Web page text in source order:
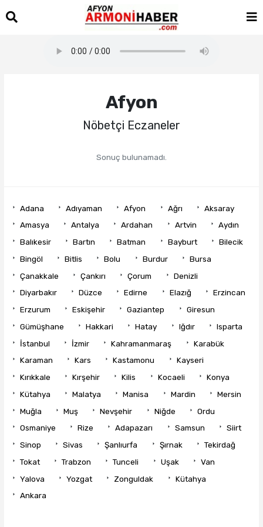
Afyon
Nöbetçi Eczaneler
Sonuç bulunamadı.
Adana Adıyaman Afyon Ağrı
Aksaray
Amasya
Antalya Ardahan Artvin
Aydın
Balıkesir
Bartın Batman Bayburt
Bilecik
Bingöl
Bitlis Bolu Burdur
Bursa
Çanakkale
Çankırı Çorum
Denizli
Diyarbakır
Düzce Edirne Elazığ
Erzincan
Erzurum
Eskişehir Gaziantep
Giresun
Gümüşhane
Hakkari Hatay Iğdır
Isparta
İstanbul
İzmir Kahramanmaraş
Karabük
Karaman
Kars Kastamonu
Kayseri
Kırıkkale
Kırşehir Kilis Kocaeli
Konya
Kütahya
Malatya Manisa Mardin
Mersin
Muğla
Muş Nevşehir Niğde
Ordu
Osmaniye
Rize Adapazarı Samsun
Siirt
Sinop
Sivas Şanlıurfa Şırnak
Tekirdağ
Tokat
Trabzon Tunceli Uşak
Van
Yalova
Yozgat Zonguldak
Kütahya
Ankara